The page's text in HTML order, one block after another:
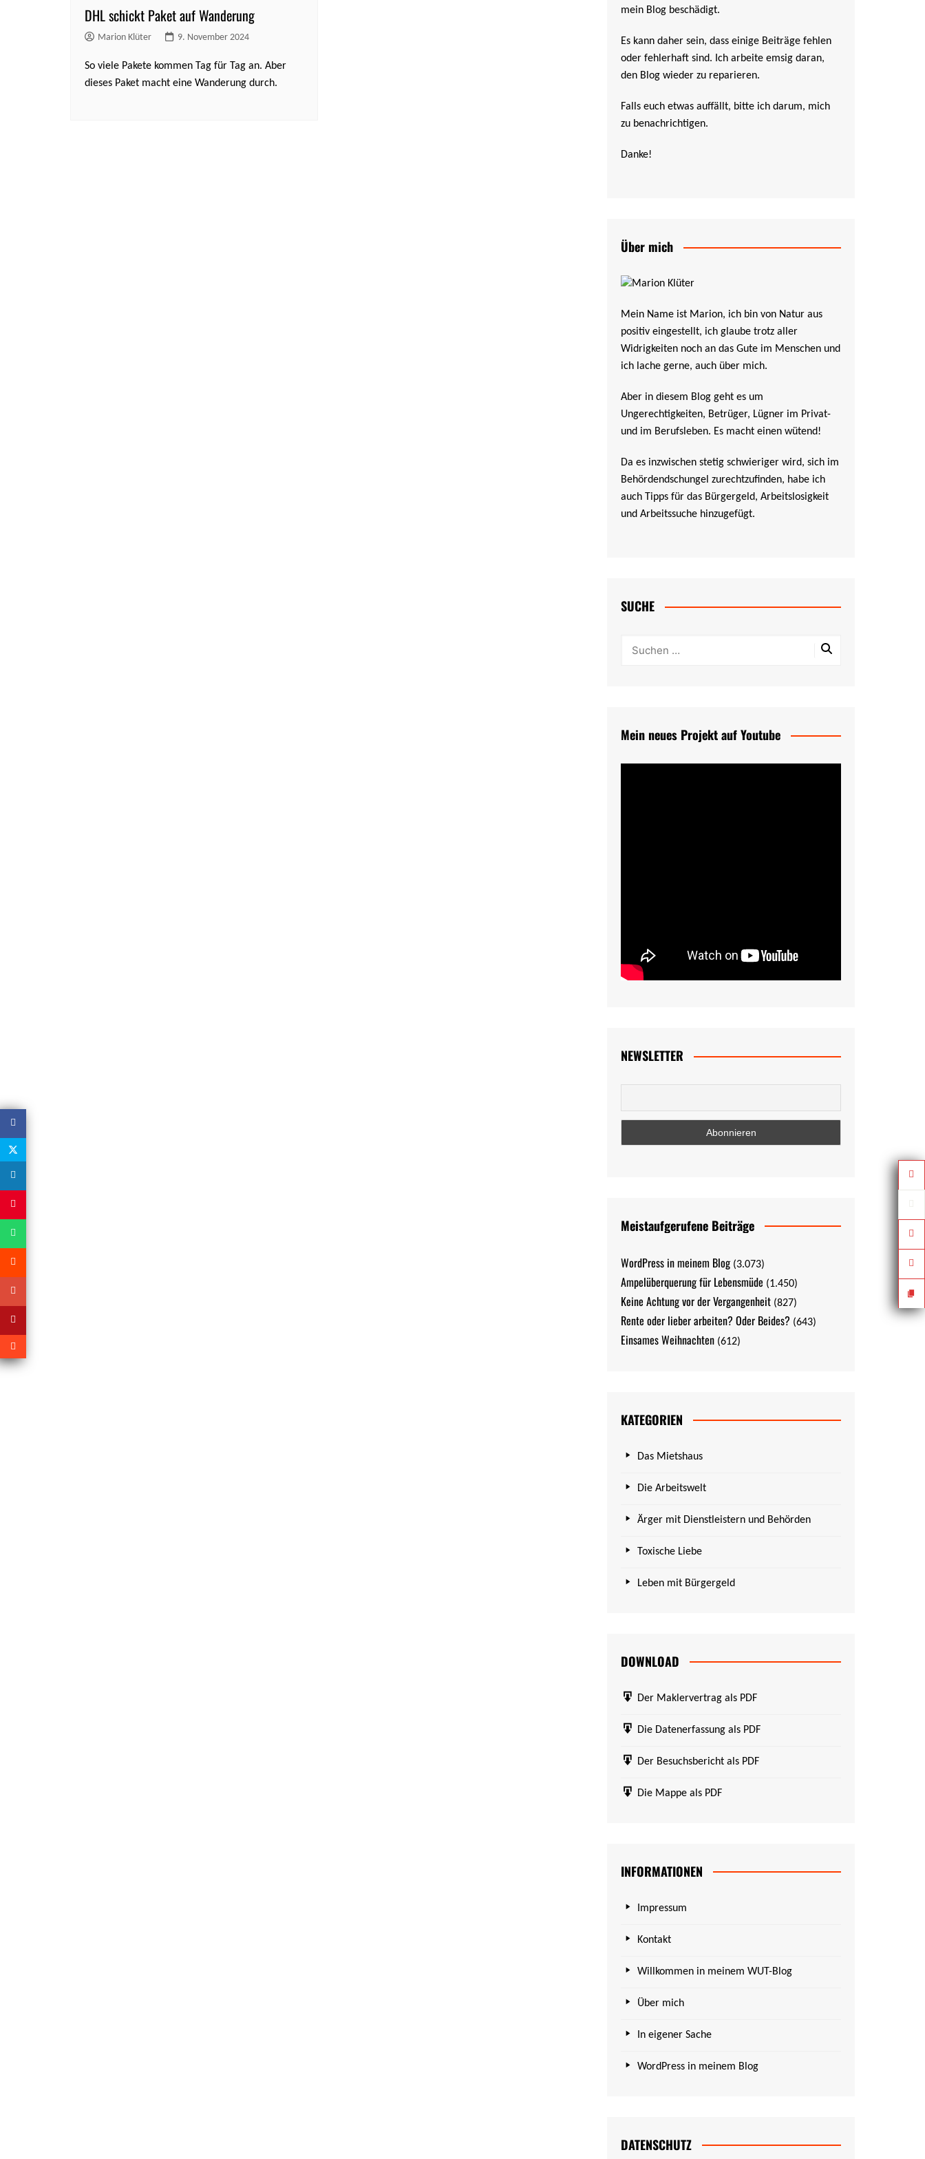
DHL schickt Paket auf Wanderung
Marion Klüter 9. November 2024
So viele Pakete kommen Tag für Tag an. Aber
dieses Paket macht eine Wanderung durch.
mein Blog beschädigt.
Es kann daher sein, dass einige Beiträge fehlen
oder fehlerhaft sind. Ich arbeite emsig daran,
den Blog wieder zu reparieren.
Falls euch etwas auffällt, bitte ich darum, mich
zu benachrichtigen.
Danke!
Über mich
Mein Name ist Marion, ich bin von Natur aus
positiv eingestellt, ich glaube trotz aller
Widrigkeiten noch an das Gute im Menschen und
ich lache gerne, auch über mich.
Aber in diesem Blog geht es um
Ungerechtigkeiten, Betrüger, Lügner im Privat-
und im Berufsleben. Es macht einen wütend!
Da es inzwischen stetig schwieriger wird, sich im
Behördendschungel zurechtzufinden, habe ich
auch Tipps für das Bürgergeld, Arbeitslosigkeit
und Arbeitssuche hinzugefügt.
SUCHE
Mein neues Projekt auf Youtube
NEWSLETTER
Meistaufgerufene Beiträge
WordPress in meinem Blog (3.073)
Ampelüberquerung für Lebensmüde (1.450)
Keine Achtung vor der Vergangenheit (827)
Rente oder lieber arbeiten? Oder Beides? (643)
Einsames Weihnachten (612)
KATEGORIEN
Das Mietshaus
Die Arbeitswelt
Ärger mit Dienstleistern und Behörden
Toxische Liebe
Leben mit Bürgergeld
DOWNLOAD
Der Maklervertrag als PDF
Die Datenerfassung als PDF
Der Besuchsbericht als PDF
Die Mappe als PDF
INFORMATIONEN
Impressum
Kontakt
Willkommen in meinem WUT-Blog
Über mich
In eigener Sache
WordPress in meinem Blog
DATENSCHUTZ